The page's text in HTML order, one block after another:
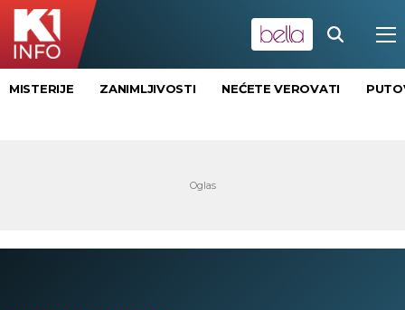
MISTERIJE ZANIMLJIVOSTI NEĆETE VEROVATI